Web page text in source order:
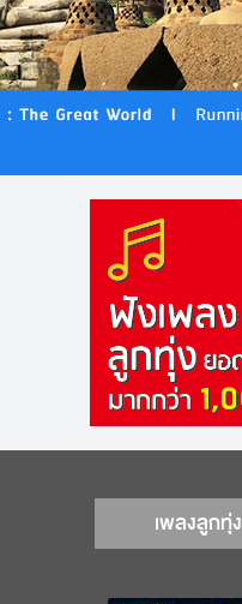
เพลงลูกทุ่ง